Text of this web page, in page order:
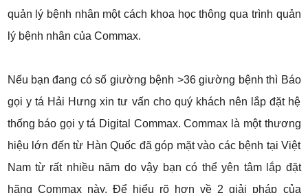
quản lý bệnh nhân một cách khoa học thông qua trình quản
lý bệnh nhân của Commax.
Nếu bạn đang có số giường bệnh >36 giường bệnh thì Báo
gọi y tá Hải Hưng xin tư vấn cho quý khách nên lắp đặt hệ
thống báo gọi y tá Digital Commax. Commax là một thương
hiệu lớn đến từ Hàn Quốc đã góp mặt vào các bệnh tại Việt
Nam từ rất nhiều năm do vậy bạn có thể yên tâm lắp đặt
hãng Commax này. Để hiểu rõ hơn về 2 giải pháp của